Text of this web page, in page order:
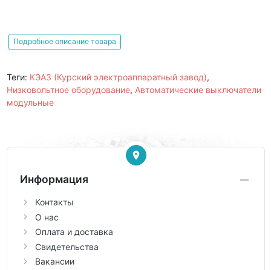
Подробное описание товара
Теги: КЭАЗ (Курский электроаппаратный завод),
Низковольтное оборудование, Автоматические выключатели
модульные
Информация
Контакты
О нас
Оплата и доставка
Свидетельства
Вакансии